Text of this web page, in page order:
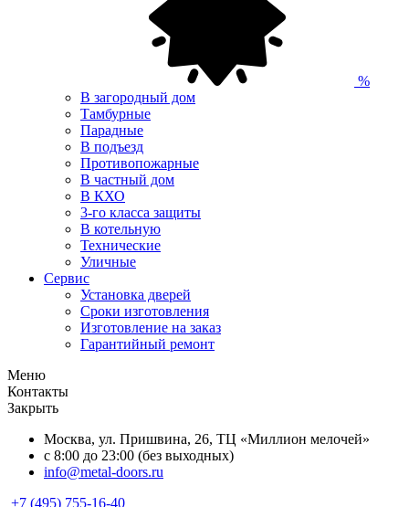
%
В загородный дом
Тамбурные
Парадные
В подъезд
Противопожарные
В частный дом
В КХО
3-го класса защиты
В котельную
Технические
Уличные
Сервис
Установка дверей
Сроки изготовления
Изготовление на заказ
Гарантийный ремонт
Меню
Контакты
Закрыть
Москва, ул. Пришвина, 26, ТЦ «Миллион мелочей»
с 8:00 до 23:00 (без выходных)
info@metal-doors.ru
+7 (495) 755-16-40